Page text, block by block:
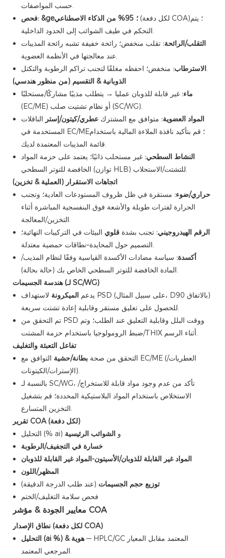
حسب المواصفات.
فحص:
&ge؛ 95% من الذكاء الاصطناعي (لكل دفعة COA)؛ يتم
التحكم في طيف الشوائب إلى الحدود الداخلية.
التقلب/الرائحة:تقلب منخفض؛ رائحة خفيفة تشبه رائحة المذيبات
عند معالجتها في الأنظمة العضوية.
الاسترطاب:منخفض؛ احفظه مغلقًا لتجنب تراكم الرطوبة والتكتل.
الذوبانية & التقسيم (من منظور هندسي)
ماء:غير قابلة للذوبان عمليا → يتطلب مذيبًا مشاركًا/مستحلبًا
(EC/ME) أو نظام تشتيت صلب (SC/WG).
المواد العضوية: متوافق مع المشتركعطري/كيتون/إستر الناقلات
المستخدمة في EC/ME؛ قم بتأكيد نافذة الملاءة المالية باستخدام
قائمة المذيبات المعتمدة لديك.
النشاط السطحي:غير مستحلب ذاتيًا؛ يعتمد على حزمة المواد
الخافضة للتوتر السطحي (توازن HLB) للتشتت/الاستحلاب.
اتجاهات الاستقرار (العملية & تخزين)
حراري/ضوء: مستقرة في ظل ظروف المستودعات العادية؛ وتجنب
الحرارة لفترات طويلة والأشعة فوق البنفسجية المباشرة أثناء
التخزين/المعالجة.
الرقم الهيدروجيني:تجنب بشدةقلوي البيئات في التركيبات النهائية؛
التصميم حول المحايدة–نطاقات حمضية معتدلة.
أكسدة: سياسة مضادات الأكسدة القياسية وفقًا لنظام المذيب/
المادة الخافضة للتوتر السطحي الخاص بك (حالة بحالة).
هندسة الجسيمات (لـ SC/WG)
يدعم الميكرونة لاستهداف PSD (على سبيل المثال، D90 بالاتفاق)
للحصول على تعليق مستقر وقابلية إعادة تشتت سريعة.
تم التحقق من PSD ووقت البلل وقابلية التعليق عند الطلب؛ وتم
ضبط الرومولوجيا باستخدام حزمة المشتت/THIX أثناء الرسم.
تفاعل التعبئة والتغليف
التحقق من صحةبطانة/حشية التوافق مع EC/ME (العطريات/
الإسترات/الكيتونات).
بالنسبة لـ SC/WG، تأكد من عدم وجود مواد قابلة للاستخراج/
الاستخلاص باستخدام المواد البلاستيكية المحددة؛ قم بتشغيل
التخزين المتسارع.
تقرير COA (لكل دفعة)
التحليل (% ai) و الشوائب الرئيسية
خسارة في التجفيف/الرطوبة
المواد غير القابلة للذوبان/الأسيتون-المواد غير القابلة للذوبان
المظهر/اللون
توزيع حجم الجسيمات (عند طلب الدرجة الدقيقة)
فحص سلامة التغليف/الختم
معايير الجودة & مؤشر COA
نطاق الإصدار (لكل دفعة COA)
التحليل (ai %) & هوية — HPLC/GC المعتمد مقابل المعيار
المرجعي المعتمد.